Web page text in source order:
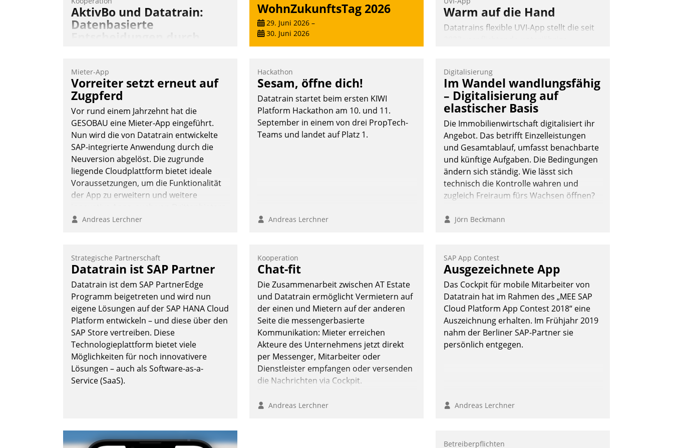
AktivBo und Datatrain:
Datenbasierte
AktivBo und Datatrain kooperieren –
Immobilienunternehmen profitieren: Die
nahtlose Integration der Lösungen von
AktivBo und Datatrain ermöglicht
automatisiert ausgelöste, zielgerichtete
Mieterbefragungen – eine starke
Grundlage für intelligente, datengestützte
Entscheidungen.
WohnZukunftsTag 2026
29. Juni 2026 –
30. Juni 2026
Warm auf die Hand
Datatrains flexible UVI-App stellt die seit
Die monatlichen Mitteilungen zum
Heizungs- und Wasserverbrauch gehen
automatisiert, vollständig und auf
Wunsch über mehrere zuvor festgelegte
Kommunikationswege bei den
Empfängern ein.
Nadja Hußmann
Mieter-App
Vorreiter setzt erneut auf
Zugpferd
Vor rund einem Jahrzehnt hat die
GESOBAU eine Mieter-App eingeführt.
Nun wird die von Datatrain entwickelte
SAP-integrierte Anwendung durch die
Neuversion abgelöst. Die zugrunde
liegende Cloudplattform bietet ideale
Voraussetzungen, um die Funktionalität
der App zu erweitern und weitere
in SAP zu integrieren.
Andreas Lerchner
Hackathon
Sesam, öffne dich!
Datatrain startet beim ersten KIWI
Platform Hackathon am 10. und 11.
September in einem von drei PropTech-
Teams und landet auf Platz 1.
Andreas Lerchner
Digitalisierung
Im Wandel wandlungsfähig
– Digitalisierung auf
elastischer Basis
Die Immobilienwirtschaft digitalisiert ihr
Angebot. Das betrifft Einzelleistungen
und Gesamtablauf, umfasst benachbarte
und künftige Aufgaben. Die Bedingungen
ändern sich ständig. Wie lässt sich
technisch die Kontrolle wahren und
zugleich Freiraum fürs Wachsen öffnen?
Jörn Beckmann
Strategische Partnerschaft
Datatrain ist SAP Partner
Datatrain ist dem SAP PartnerEdge
Programm beigetreten und wird nun
eigene Lösungen auf der SAP HANA Cloud
Platform entwickeln – und diese über den
SAP Store vertreiben. Diese
Technologieplattform bietet viele
Möglichkeiten für noch innovativere
Lösungen – auch als Software-as-a-
Service (SaaS).
Kooperation
Chat-fit
Die Zusammenarbeit zwischen AT Estate
und Datatrain ermöglicht Vermietern auf
der einen und Mietern auf der anderen
Seite die messengerbasierte
Kommunikation: Mieter erreichen
Akteure des Unternehmens jetzt direkt
per Messenger, Mitarbeiter oder
Dienstleister empfangen oder versenden
die Nachrichten via Cockpit.
Andreas Lerchner
SAP App Contest
Ausgezeichnete App
Das Cockpit für mobile Mitarbeiter von
Datatrain hat im Rahmen des „MEE SAP
Cloud Platform App Contest 2018“ eine
Auszeichnung erhalten. Im Frühjahr 2019
nahm der Berliner SAP-Partner sie
persönlich entgegen.
Andreas Lerchner
Betreiberpflichten